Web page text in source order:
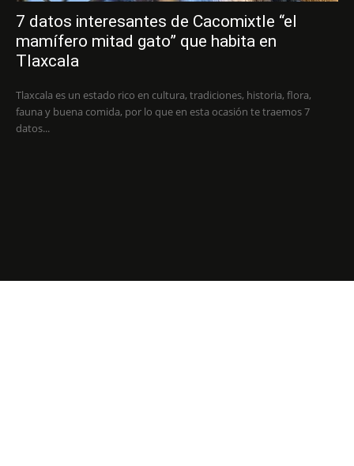
7 datos interesantes de Cacomixtle “el
mamífero mitad gato” que habita en
Tlaxcala
Tlaxcala es un estado rico en cultura, tradiciones, historia, flora,
fauna y buena comida, por lo que en esta ocasión te traemos 7
datos...